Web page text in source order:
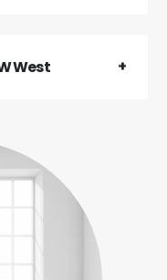
West